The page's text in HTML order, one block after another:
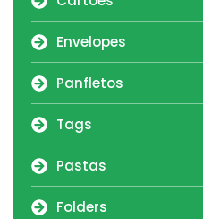
Envelopes
Panfletos
Tags
Pastas
Folders